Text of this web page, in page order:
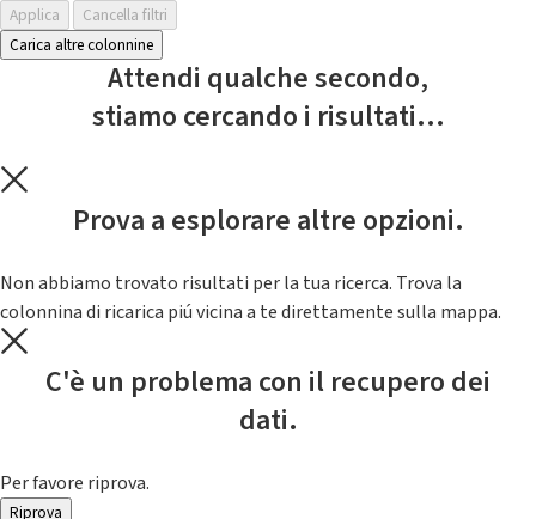
Applica
Cancella filtri
Carica altre colonnine
Attendi qualche secondo,
stiamo cercando i risultati...
Prova a esplorare altre opzioni.
Non abbiamo trovato risultati per la tua ricerca. Trova la
colonnina di ricarica piú vicina a te direttamente sulla mappa.
C'è un problema con il recupero dei
dati.
Per favore riprova.
Riprova